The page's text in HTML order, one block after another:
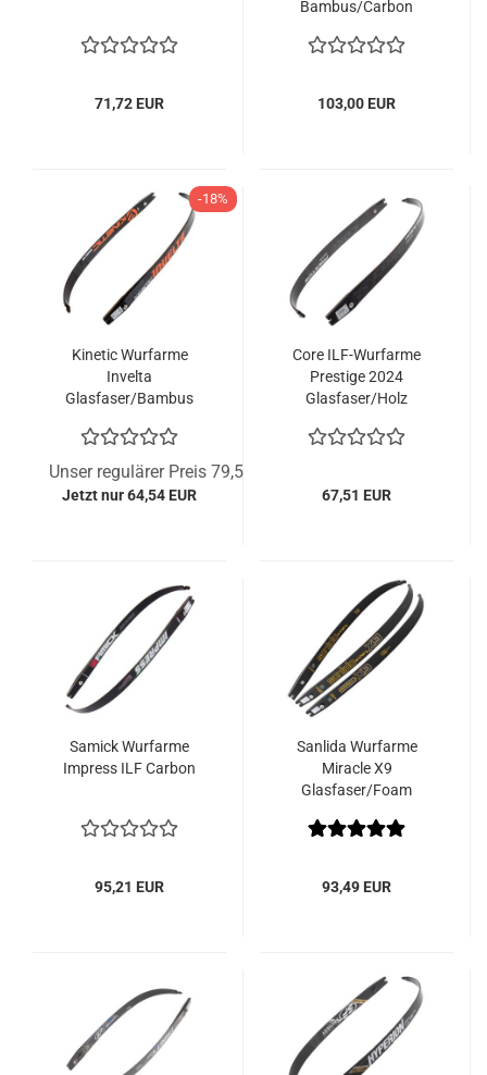
71,72 EUR
Bambus/Carbon
103,00 EUR
-18%
Kinetic Wurfarme
Invelta
Glasfaser/Bambus
Unser regulärer Preis 79,51 EUR
Jetzt nur 64,54 EUR
Core ILF-Wurfarme
Prestige 2024
Glasfaser/Holz
67,51 EUR
Samick Wurfarme
Impress ILF Carbon
95,21 EUR
Sanlida Wurfarme
Miracle X9
Glasfaser/Foam
93,49 EUR